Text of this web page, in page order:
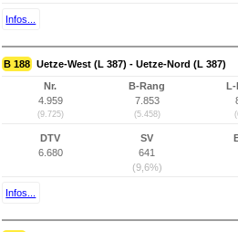
Infos...
B 188 Uetze-West (L 387) - Uetze-Nord (L 387)
Nr.
4.959
(9.725)
B-Rang
7.853
(5.458)
DTV
6.680
SV
641
(9,6%)
Infos...